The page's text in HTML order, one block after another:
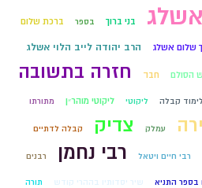
אשלג בני ברוך בספר ברכת שלום
שלום אשלג הרב יהודה לייב הלוי אשלג
הסולם חבד חזרה בתשובה
קבלה ליקוטי ליקוטי מוהר״ן מתורתו
עמלק צדיק קבלה לדתיים
רבי חיים ויטאל רבי נחמן רבנים
בספר התניא שיר יסדותיו בההרי קודש תורה